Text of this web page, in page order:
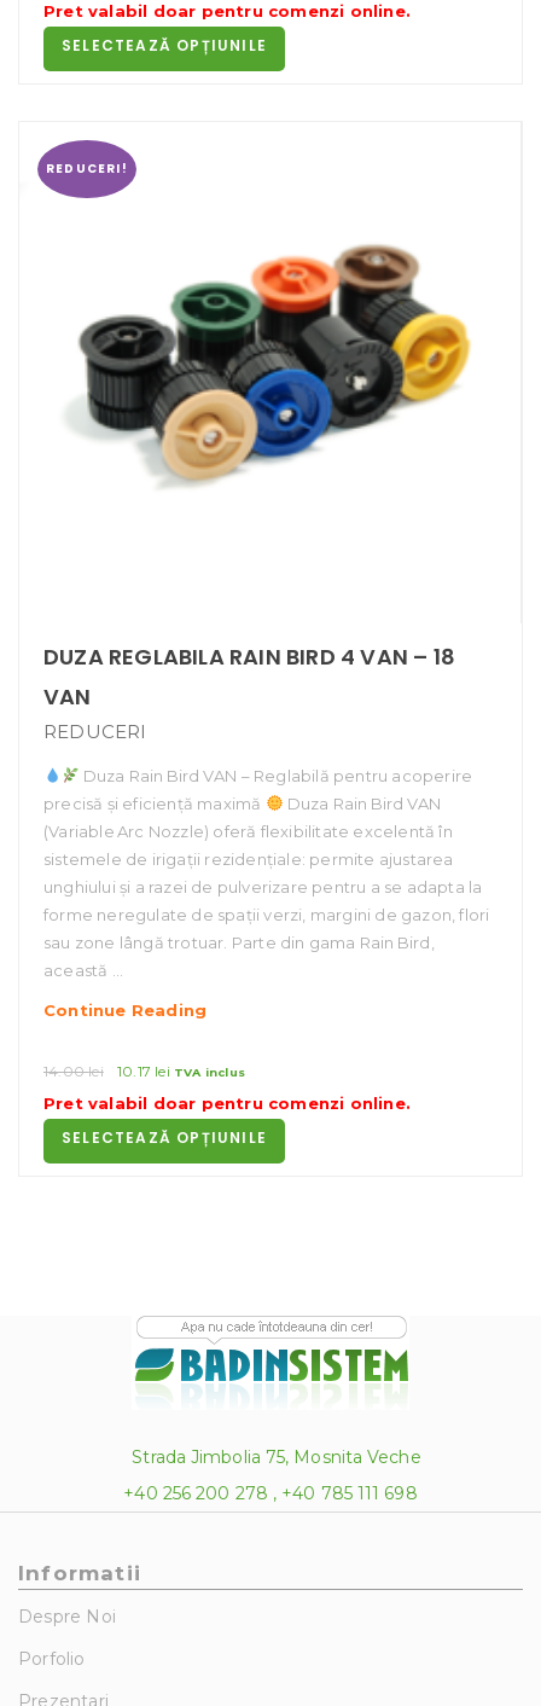
HE-
VAN
a
fost:
14.00 lei.
este:
10.17 lei.
Pret valabil doar pentru comenzi online.
SELECTEAZĂ OPȚIUNILE
REDUCERI!
DUZA REGLABILA RAIN BIRD 4 VAN – 18
VAN
REDUCERI
Duza Rain Bird VAN – Reglabilă pentru acoperire
precisă și eficiență maximă
Duza Rain Bird VAN
(Variable Arc Nozzle) oferă flexibilitate excelentă în
sistemele de irigații rezidențiale: permite ajustarea
unghiului și a razei de pulverizare pentru a se adapta la
forme neregulate de spații verzi, margini de gazon, flori
sau zone lângă trotuar. Parte din gama Rain Bird,
această …
Continue Reading
RAIN
4
VAN
14.00lei
Prețul
a
fost:
14.00 lei.
10.17 leiPrețul
este:
10.17 lei.
TVA inclus
Pret valabil doar pentru comenzi online.
SELECTEAZĂ OPȚIUNILE
Strada Jimbolia 75, Mosnita Veche
+40 256 200 278 , +40 785 111 698
Informatii
Despre Noi
Porfolio
Prezentari